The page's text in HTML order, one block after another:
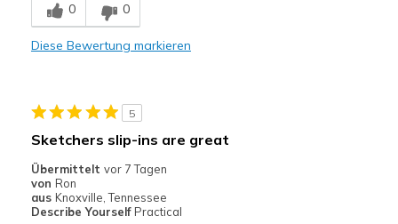
Durable
No cons
Geeignete Verwendung
Casual Wear
0 0
Diese Bewertung markieren
5
Sketchers slip-ins are great
Übermittelt vor 7 Tagen
von Ron
aus Knoxville, Tennessee
Describe Yourself Practical